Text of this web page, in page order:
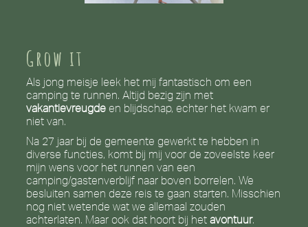
Grow it
Als jong meisje leek het mij fantastisch om een
camping te runnen. Altijd bezig zijn met
vakantievreugdeen blijdschap, echter het kwam er
niet van.
Na 27 jaar bij de gemeente gewerkt te hebben in
diverse functies, komt bij mij voor de zoveelste keer
mijn wens voor het runnen van een
camping/gastenverblijf naar boven borrelen. We
besluiten samen deze reis te gaan starten. Misschien
nog niet wetende wat we allemaal zouden
achterlaten. Maar ook dat hoort bij het avontuur.